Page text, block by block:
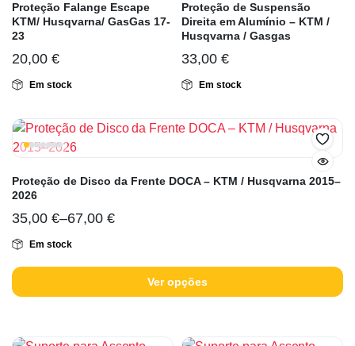
Proteção Falange Escape
KTM/ Husqvarna/ GasGas 17-
23
20,00 €
Em stock
Proteção de Suspensão
Direita em Alumínio – KTM /
Husqvarna / Gasgas
33,00 €
Em stock
Proteção de Disco da Frente DOCA – KTM / Husqvarna 2015–
2026
35,00 €–67,00 €
Em stock
Ver opções